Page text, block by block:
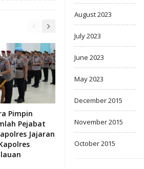
Pimpin
Pejabat
Jajaran
August 2023
July 2023
June 2023
May 2023
December 2015
November 2015
October 2015